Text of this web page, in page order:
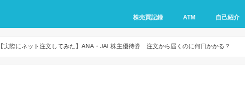
株売買記録 ATM 自己紹介
【実際にネット注文してみた】ANA・JAL株主優待券 注文から届くのに何日かかる？